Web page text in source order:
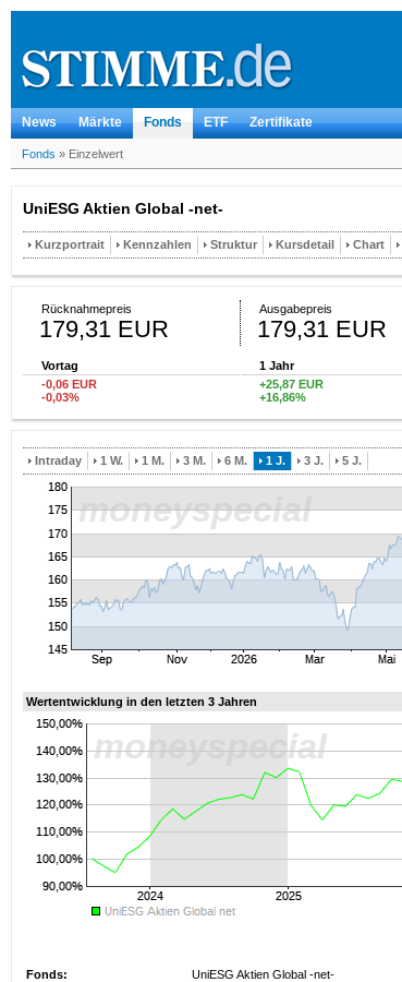
News Märkte Fonds ETF Zertifikate
Fonds » Einzelwert
UniESG Aktien Global -net-
Kurzportrait Kennzahlen Struktur Kursdetail Chart
Rücknahmepreis
179,31 EUR
Ausgabepreis
179,31 EUR
Vortag 1 Jahr
-0,06 EUR
-0,03%
+25,87 EUR
+16,86%
Intraday 1 W. 1 M. 3 M. 6 M. 1 J. 3 J. 5 J.
Wertentwicklung in den letzten 3 Jahren
Fonds:
UniESG Aktien Global -net-